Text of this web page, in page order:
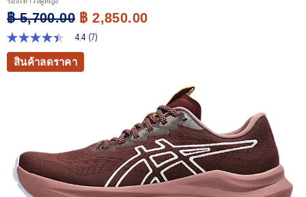
฿ 5,700.00 ฿ 2,850.00
4.4
จาก
ดาว
ลิงก์
หน้า
เดียวกัน
4.4 (7)
สินค้าลดราคา